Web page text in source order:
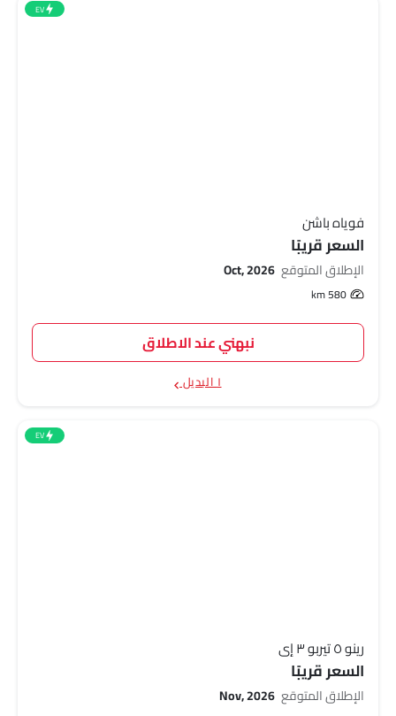
EV
فوياه باشن
السعر قريبًا
الإطلاق المتوقع Oct, 2026
580 km
نبهني عند الاطلاق
١ البديل
EV
رينو ٥ تيربو ٣ إي
السعر قريبًا
الإطلاق المتوقع Nov, 2026